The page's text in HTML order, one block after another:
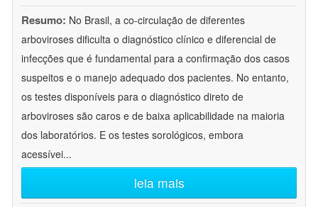
Resumo: No Brasil, a co-circulação de diferentes
arboviroses dificulta o diagnóstico clínico e diferencial de
infecções que é fundamental para a confirmação dos casos
suspeitos e o manejo adequado dos pacientes. No entanto,
os testes disponíveis para o diagnóstico direto de
arboviroses são caros e de baixa aplicabilidade na maioria
dos laboratórios. E os testes sorológicos, embora
acessívei...
leia mais